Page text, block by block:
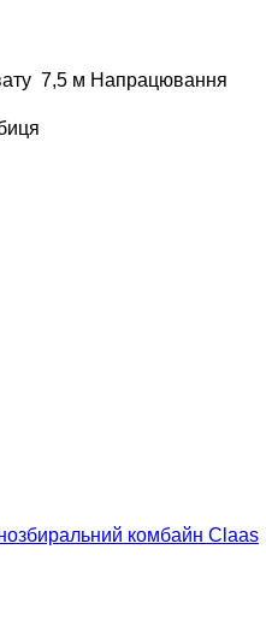
7,5 м Напрацювання
комбайн Claas